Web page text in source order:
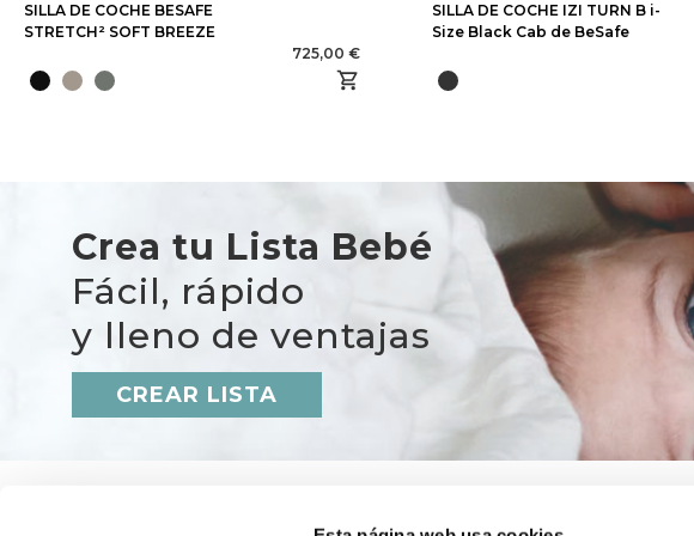
SILLA DE COCHE BESAFE
STRETCH² SOFT BREEZE
725,00 €
SILLA DE COCHE IZI TURN B i-
Size Black Cab de BeSafe
Crea tu Lista Bebé
Fácil, rápido
y lleno de ventajas
CREAR LISTA